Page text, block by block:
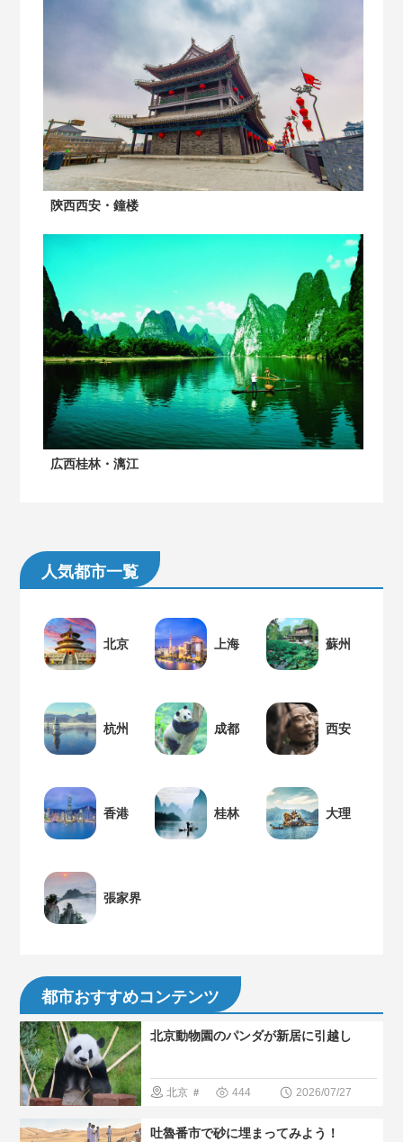
陝西西安・鐘楼
広西桂林・漓江
人気都市一覧
北京 上海 蘇州
杭州 成都 西安
香港 桂林 大理
張家界
都市おすすめコンテンツ
北京動物園のパンダが新居に引越し
北京 ＃ 444 2026/07/27
吐魯番市で砂に埋まってみよう！